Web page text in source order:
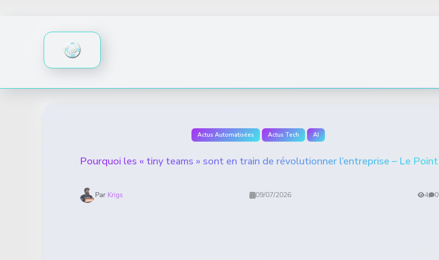
Actus Automatisées Actus Tech AI
Pourquoi les « tiny teams » sont en train de révolutionner l’entreprise – Le Point
Par Krigs 09/07/2026 4 0